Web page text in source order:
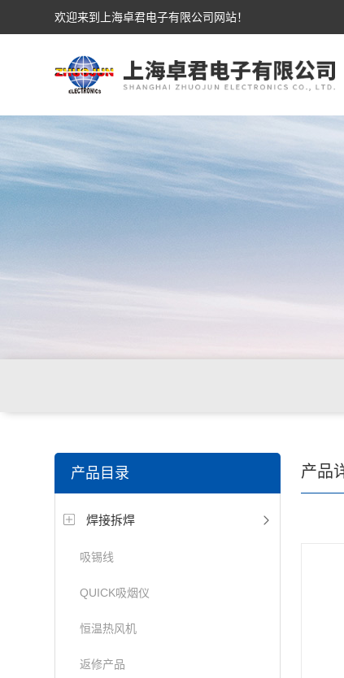
欢迎来到上海卓君电子有限公司网站！
产品目录
焊接拆焊
吸锡线
QUICK吸烟仪
恒温热风机
返修产品
产品